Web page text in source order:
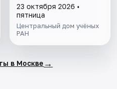
23 октября 2026 •
пятница
Центральный дом учёных
РАН
в Москве →